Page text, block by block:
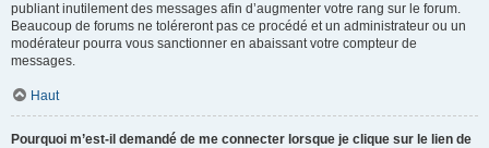
publiant inutilement des messages afin d’augmenter votre rang sur le forum.
Beaucoup de forums ne toléreront pas ce procédé et un administrateur ou un
modérateur pourra vous sanctionner en abaissant votre compteur de
messages.
Haut
Pourquoi m’est-il demandé de me connecter lorsque je clique sur le lien de